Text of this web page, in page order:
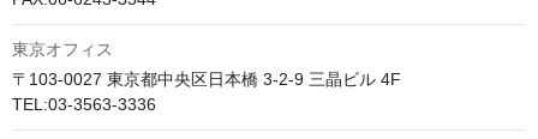
東京オフィス
〒103-0027 東京都中央区日本橋 3-2-9 三晶ビル 4F
TEL:03-3563-3336